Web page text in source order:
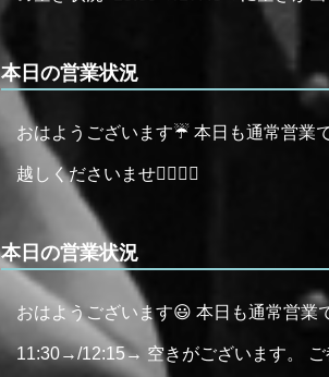
本日の営業状況
おはようございます☔️ 本日も通常営業
越しくださいませ🙇‍♂️🙇‍♂️
本日の営業状況
おはようございます😃 本日も通常営業
11:30→/12:15→ 空きがございます。 ご